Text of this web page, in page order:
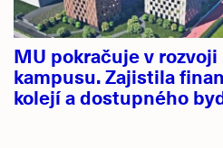
MU pokračuje v rozvoji
kampusu. Zajistila
kolejí a dostupného